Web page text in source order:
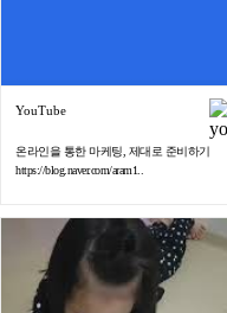
YouTube
온라인을 통한 마케팅, 제대로 준비하기
https://blog.naver.com/aram1..